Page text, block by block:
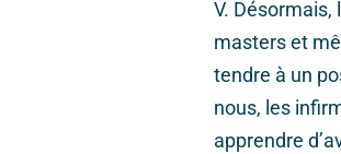
V. Désormais,
masters et
tendre à un
nous, les
apprendre